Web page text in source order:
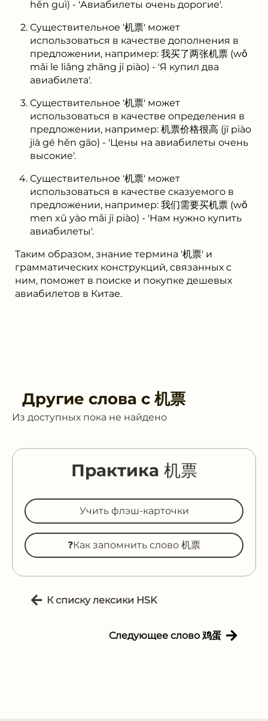
hěn guì) - 'Авиабилеты очень дорогие'.
Существительное '机票' может
использоваться в качестве дополнения в
предложении, например: 我买了两张机票 (wǒ
mǎi le liǎng zhāng jī piào) - 'Я купил два
авиабилета'.
Существительное '机票' может
использоваться в качестве определения в
предложении, например: 机票价格很高 (jī piào
jià gé hěn gāo) - 'Цены на авиабилеты очень
высокие'.
Существительное '机票' может
использоваться в качестве сказуемого в
предложении, например: 我们需要买机票 (wǒ
men xū yào mǎi jī piào) - 'Нам нужно купить
авиабилеты'.
Таким образом, знание термина '机票' и
грамматических конструкций, связанных с
ним, поможет в поиске и покупке дешевых
авиабилетов в Китае.
Другие слова с 机票
Из доступных пока не найдено
Практика 机票
Учить флэш-карточки
❓Как запомнить слово 机票
К списку лексики HSK
Следующее слово 鸡蛋